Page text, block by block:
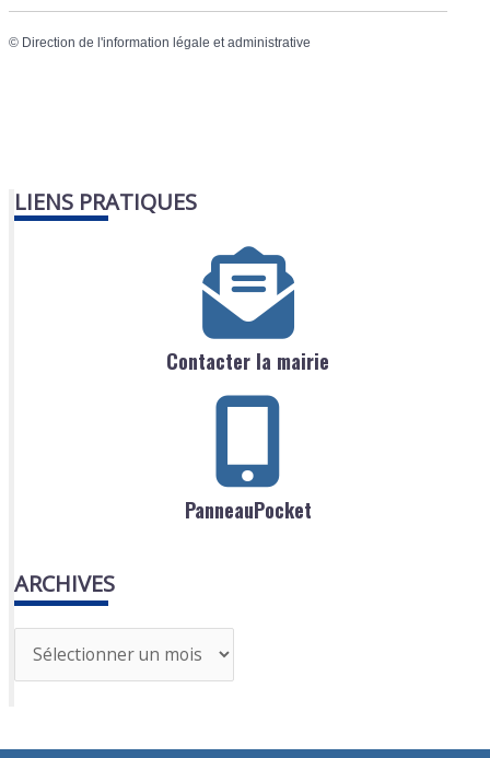
© Direction de l'information légale et administrative
LIENS PRATIQUES
Contacter la mairie
PanneauPocket
ARCHIVES
r
h